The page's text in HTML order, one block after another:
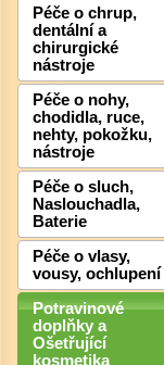
Péče o chrup,
dentální a
chirurgické
nástroje
Péče o nohy,
chodidla, ruce,
nehty, pokožku,
nástroje
Péče o sluch,
Naslouchadla,
Baterie
Péče o vlasy,
vousy, ochlupení
Potravinové
doplňky a
Ošetřující
kosmetika